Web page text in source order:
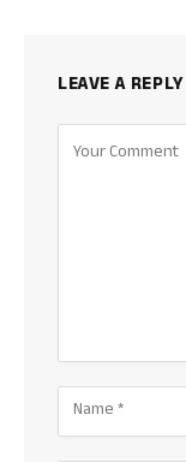
LEAVE A REPLY